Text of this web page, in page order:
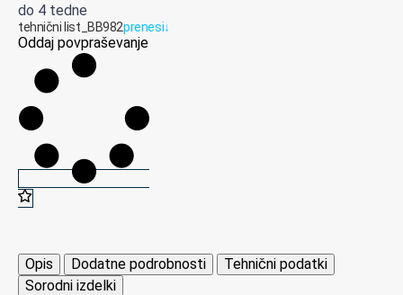
do 4 tedne
tehnični list_BB982prenesi↓
Oddaj povpraševanje
Opis Dodatne podrobnosti
Tehnični podatki
Sorodni izdelki